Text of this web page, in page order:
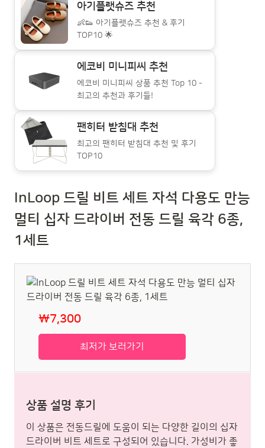
아기플랫슈즈 추천
👶👟 아기플랫슈즈 추천 & 후기
TOP10 🌟
에코비 미니피씨 추천
에코비 미니피씨 상품 추천 Top 10 -
최고의 추천과 후기들!
팬히터 받침대 추천
최고의 팬히터 받침대 추천 및 후기
TOP10
InLoop 드릴 비트 세트 자석 다용도 만능
멀티 십자 드라이버 전동 드릴 육각 6종,
1세트
₩7,300
최저가 보러가기
상품 설명 후기
이 상품은 전동드릴에 도움이 되는 다양한 길이의 십자
드라이버 비트 세트로 구성되어 있습니다. 가성비가 좋